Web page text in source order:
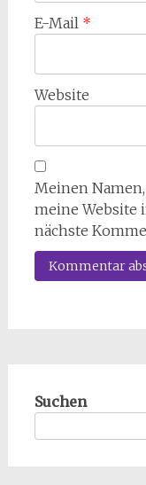
E-Mail *
Website
Meinen
meine Website
nächste
Suchen